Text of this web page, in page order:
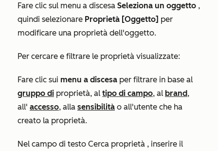
Fare clic sul menu a discesa Seleziona un oggetto ,
quindi selezionare Proprietà [Oggetto] per
modificare una proprietà dell'oggetto.
Per cercare e filtrare le proprietà visualizzate:
Fare clic sui menu a discesa per filtrare in base al
gruppo di proprietà, al tipo di campo, al brand,
all' accesso, alla sensibilità o all'utente che ha
creato la proprietà.
Nel campo di testo Cerca proprietà , inserire il